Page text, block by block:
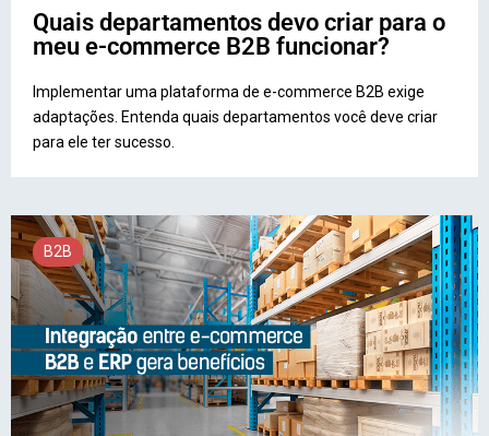
Quais departamentos devo criar para o
meu e-commerce B2B funcionar?
Implementar uma plataforma de e-commerce B2B exige
adaptações. Entenda quais departamentos você deve criar
para ele ter sucesso.
B2B